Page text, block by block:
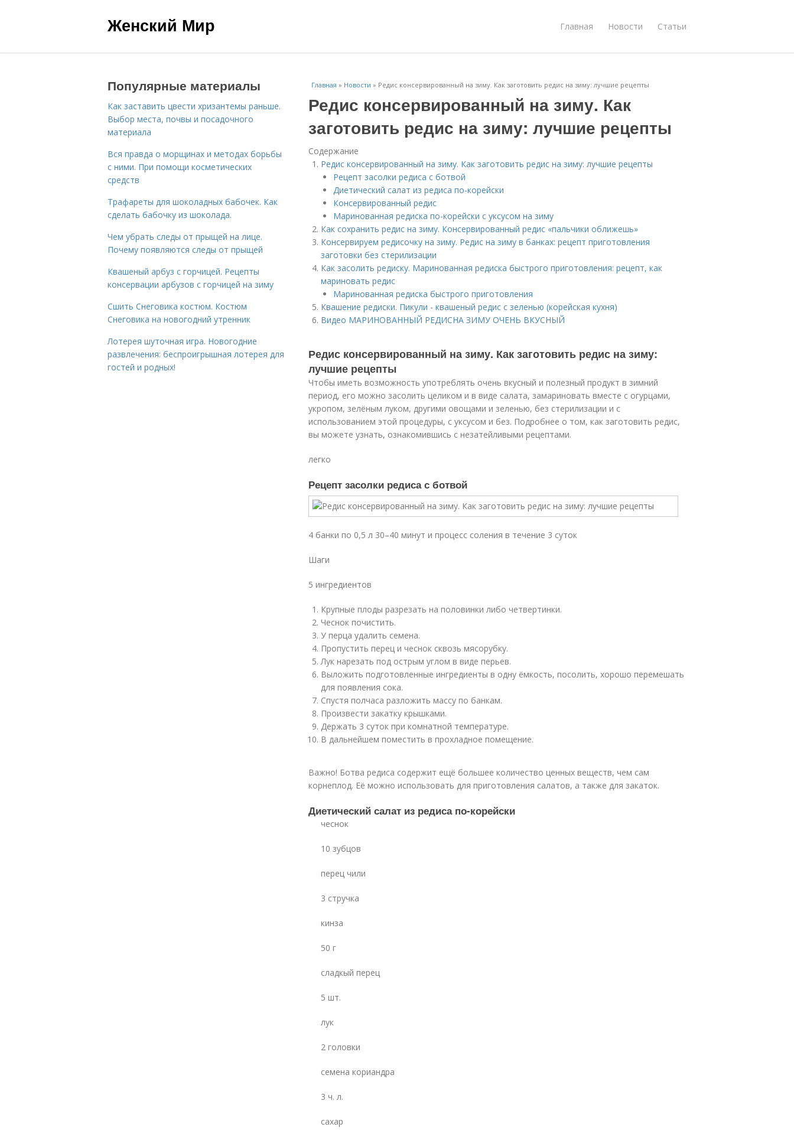
Женский Мир Главная Новости Статьи
Главная » Новости » Редис консервированный на зиму. Как заготовить редис на зиму: лучшие рецепты
Редис консервированный на зиму. Как
заготовить редис на зиму: лучшие рецепты
Содержание
Редис консервированный на зиму. Как заготовить редис на зиму: лучшие рецепты
Рецепт засолки редиса с ботвой
Диетический салат из редиса по-корейски
Консервированный редис
Маринованная редиска по-корейски с уксусом на зиму
Как сохранить редис на зиму. Консервированный редис «пальчики оближешь»
Консервируем редисочку на зиму. Редис на зиму в банках: рецепт приготовления
заготовки без стерилизации
Как засолить редиску. Маринованная редиска быстрого приготовления: рецепт, как
мариновать редис
Маринованная редиска быстрого приготовления
Квашение редиски. Пикули - квашеный редис с зеленью (корейская кухня)
Видео МАРИНОВАННЫЙ РЕДИСНА ЗИМУ ОЧЕНЬ ВКУСНЫЙ
Редис консервированный на зиму. Как заготовить редис на зиму:
лучшие рецепты
Чтобы иметь возможность употреблять очень вкусный и полезный продукт в зимний
период, его можно засолить целиком и в виде салата, замариновать вместе с огурцами,
укропом, зелёным луком, другими овощами и зеленью, без стерилизации и с
использованием этой процедуры, с уксусом и без. Подробнее о том, как заготовить редис,
вы можете узнать, ознакомившись с незатейливыми рецептами.
легко
Рецепт засолки редиса с ботвой
4 банки по 0,5 л 30–40 минут и процесс соления в течение 3 суток
Шаги
5 ингредиентов
Крупные плоды разрезать на половинки либо четвертинки.
Чеснок почистить.
У перца удалить семена.
Пропустить перец и чеснок сквозь мясорубку.
Лук нарезать под острым углом в виде перьев.
Выложить подготовленные ингредиенты в одну ёмкость, посолить, хорошо перемешать
для появления сока.
Спустя полчаса разложить массу по банкам.
Произвести закатку крышками.
Держать 3 суток при комнатной температуре.
В дальнейшем поместить в прохладное помещение.
Важно! Ботва редиса содержит ещё большее количество ценных веществ, чем сам
корнеплод. Её можно использовать для приготовления салатов, а также для закаток.
Диетический салат из редиса по-корейски
чеснок
10 зубцов
перец чили
3 стручка
кинза
50 г
сладкый перец
5 шт.
лук
2 головки
семена кориандра
3 ч. л.
сахар
Популярные материалы
Как заставить цвести хризантемы раньше.
Выбор места, почвы и посадочного
материала
Вся правда о морщинах и методах борьбы
с ними. При помощи косметических
средств
Трафареты для шоколадных бабочек. Как
сделать бабочку из шоколада.
Чем убрать следы от прыщей на лице.
Почему появляются следы от прыщей
Квашеный арбуз с горчицей. Рецепты
консервации арбузов с горчицей на зиму
Сшить Снеговика костюм. Костюм
Снеговика на новогодний утренник
Лотерея шуточная игра. Новогодние
развлечения: беспроигрышная лотерея для
гостей и родных!